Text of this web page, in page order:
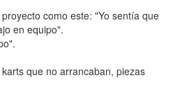
como este: "Yo sentía que
en equipo".
que no arrancaban, piezas